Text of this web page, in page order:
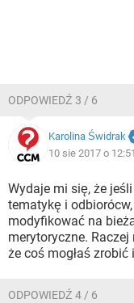
ODPOWIEDŹ 3 / 6
Karolina Świdrak
10 sie 2017 o 12:51
Wydaje mi się, że
tematykę i
modyfikować na
merytoryczne.
że coś mogłaś
ODPOWIEDŹ 4 / 6